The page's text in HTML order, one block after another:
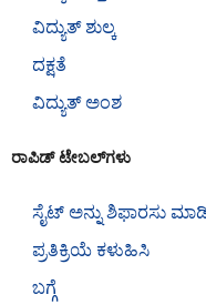
ವಿದ್ಯುತ್ ಶುಲ್ಕ
ದಕ್ಷತೆ
ವಿದ್ಯುತ್ ಅಂಶ
ರಾಪಿಡ್ ಟೇಬಲ್‌ಗಳು
ಸೈಟ್ ಅನ್ನು ಶಿಫಾರಸು
ಪ್ರತಿಕ್ರಿಯೆ ಕಳುಹಿಸಿ
ಬಗ್ಗೆ